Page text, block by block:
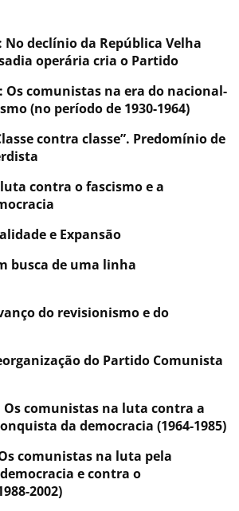
No declínio da República Velha
operária cria o Partido
Os comunistas na era do nacional-
(no período de 1930-1964)
contra classe”. Predomínio de
luta contra o fascismo e a
e Expansão
busca de uma linha
do revisionismo e do
do Partido Comunista
Os comunistas na luta contra a
da democracia (1964-1985)
Os comunistas na luta pela
e contra o
2002)